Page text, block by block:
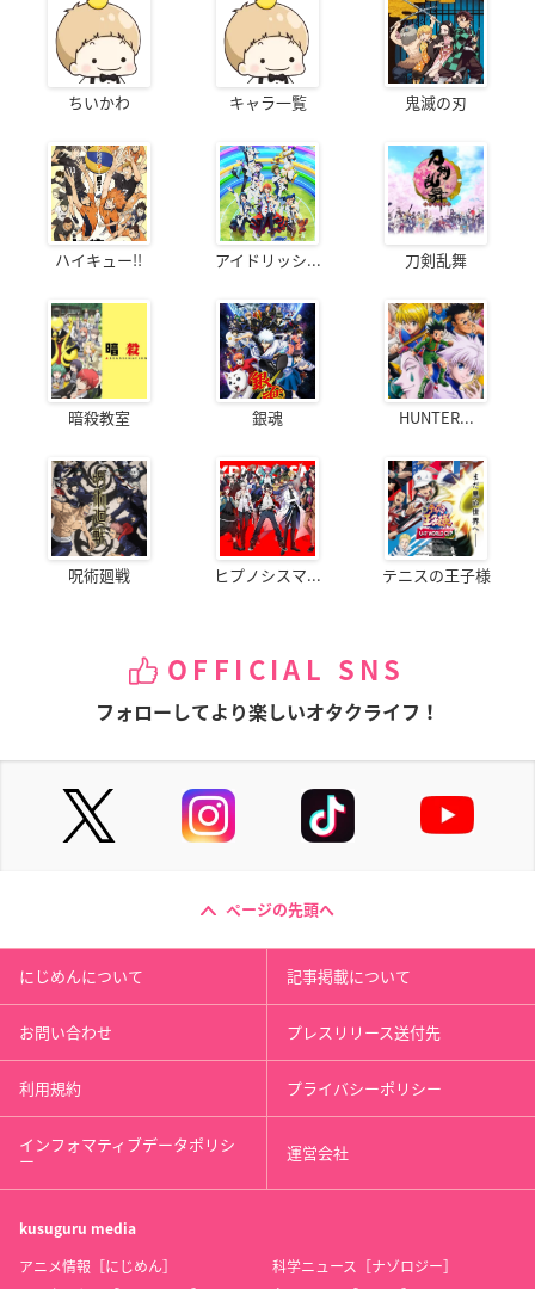
ちいかわ キャラ一覧 鬼滅の刃
ハイキュー!! アイドリッシ... 刀剣乱舞
暗殺教室 銀魂 HUNTER...
呪術廻戦 ヒプノシスマ... テニスの王子様
OFFICIAL SNS
フォローしてより楽しいオタクライフ！
ページの先頭へ
にじめんについて 記事掲載について
お問い合わせ プレスリリース送付先
利用規約 プライバシーポリシー
インフォマティブデータポリシ
ー 運営会社
kusuguru media
アニメ情報［にじめん］
科学ニュース［ナゾロジー］